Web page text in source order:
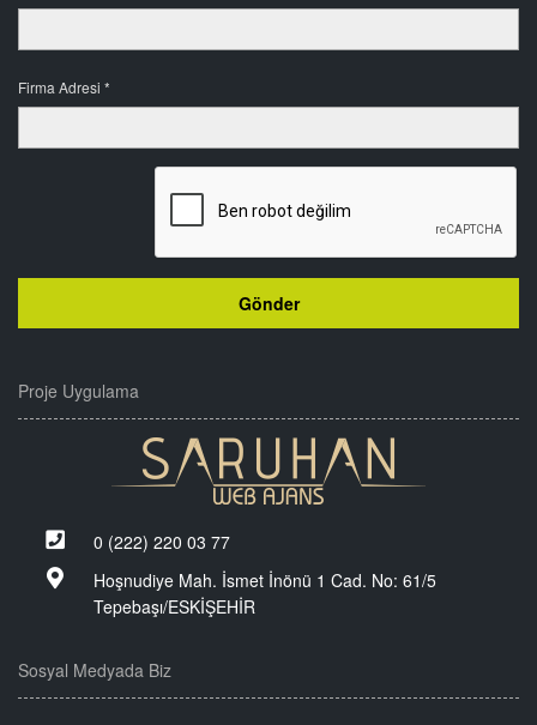
Firma Adresi *
Proje Uygulama
0 (222) 220 03 77
Hoşnudiye Mah. İsmet İnönü 1 Cad. No: 61/5
Tepebaşı/ESKİŞEHİR
Sosyal Medyada Biz